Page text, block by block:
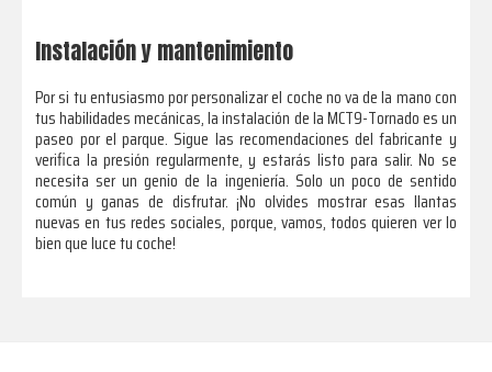
Instalación y mantenimiento
Por si tu entusiasmo por personalizar el coche no va de la mano con
tus habilidades mecánicas, la instalación de la MCT9-Tornado es un
paseo por el parque. Sigue las recomendaciones del fabricante y
verifica la presión regularmente, y estarás listo para salir. No se
necesita ser un genio de la ingeniería. Solo un poco de sentido
común y ganas de disfrutar. ¡No olvides mostrar esas llantas
nuevas en tus redes sociales, porque, vamos, todos quieren ver lo
bien que luce tu coche!